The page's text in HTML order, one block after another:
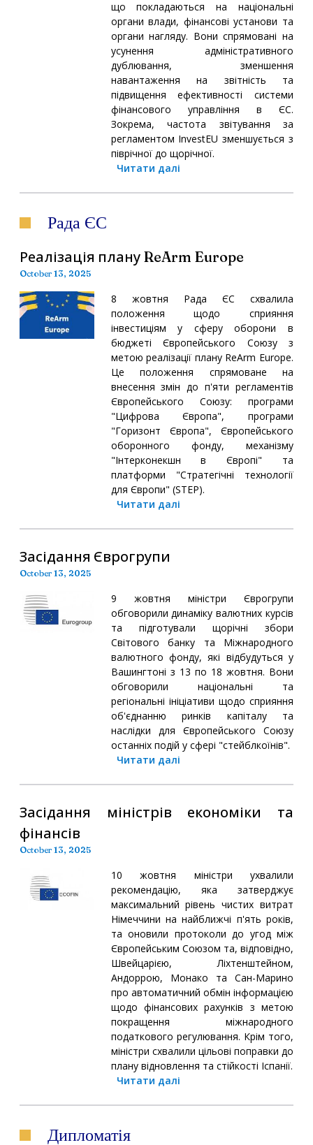
що покладаються на національні
органи влади, фінансові установи та
органи нагляду. Вони спрямовані на
усунення адміністративного
дублювання, зменшення
навантаження на звітність та
підвищення ефективності системи
фінансового управління в ЄС.
Зокрема, частота звітування за
регламентом InvestEU зменшується з
піврічної до щорічної.
Читати далі
Рада ЄС
Реалізація плану ReArm Europe
October 13, 2025
8 жовтня Рада ЄС схвалила
положення щодо сприяння
інвестиціям у сферу оборони в
бюджеті Європейського Союзу з
метою реалізації плану ReArm Europe.
Це положення спрямоване на
внесення змін до п'яти регламентів
Європейського Союзу: програми
"Цифрова Європа", програми
"Горизонт Європа", Європейського
оборонного фонду, механізму
"Інтерконекшн в Європі" та
платформи "Стратегічні технології
для Європи" (STEP).
Читати далі
Засідання Єврогрупи
October 13, 2025
9 жовтня міністри Єврогрупи
обговорили динаміку валютних курсів
та підготували щорічні збори
Світового банку та Міжнародного
валютного фонду, які відбудуться у
Вашингтоні з 13 по 18 жовтня. Вони
обговорили національні та
регіональні ініціативи щодо сприяння
об'єднанню ринків капіталу та
наслідки для Європейського Союзу
останніх подій у сфері "стейблкоїнів".
Читати далі
Засідання міністрів економіки та
фінансів
October 13, 2025
10 жовтня міністри ухвалили
рекомендацію, яка затверджує
максимальний рівень чистих витрат
Німеччини на найближчі п'ять років,
та оновили протоколи до угод між
Європейським Союзом та, відповідно,
Швейцарією, Ліхтенштейном,
Андоррою, Монако та Сан-Марино
про автоматичний обмін інформацією
щодо фінансових рахунків з метою
покращення міжнародного
податкового регулювання. Крім того,
міністри схвалили цільові поправки до
плану відновлення та стійкості Іспанії.
Читати далі
Дипломатія